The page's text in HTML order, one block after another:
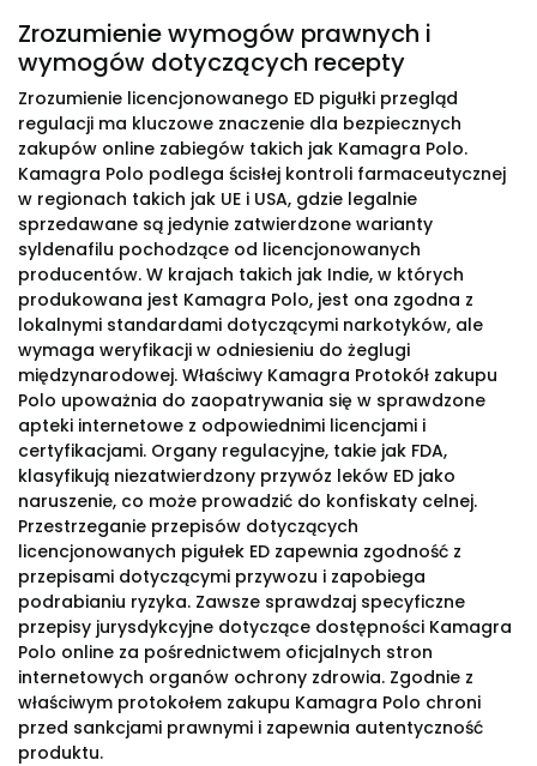
Zrozumienie wymogów prawnych i
wymogów dotyczących recepty
Zrozumienie licencjonowanego ED pigułki przegląd
regulacji ma kluczowe znaczenie dla bezpiecznych
zakupów online zabiegów takich jak Kamagra Polo.
Kamagra Polo podlega ścisłej kontroli farmaceutycznej
w regionach takich jak UE i USA, gdzie legalnie
sprzedawane są jedynie zatwierdzone warianty
syldenafilu pochodzące od licencjonowanych
producentów. W krajach takich jak Indie, w których
produkowana jest Kamagra Polo, jest ona zgodna z
lokalnymi standardami dotyczącymi narkotyków, ale
wymaga weryfikacji w odniesieniu do żeglugi
międzynarodowej. Właściwy Kamagra Protokół zakupu
Polo upoważnia do zaopatrywania się w sprawdzone
apteki internetowe z odpowiednimi licencjami i
certyfikacjami. Organy regulacyjne, takie jak FDA,
klasyfikują niezatwierdzony przywóz leków ED jako
naruszenie, co może prowadzić do konfiskaty celnej.
Przestrzeganie przepisów dotyczących
licencjonowanych pigułek ED zapewnia zgodność z
przepisami dotyczącymi przywozu i zapobiega
podrabianiu ryzyka. Zawsze sprawdzaj specyficzne
przepisy jurysdykcyjne dotyczące dostępności Kamagra
Polo online za pośrednictwem oficjalnych stron
internetowych organów ochrony zdrowia. Zgodnie z
właściwym protokołem zakupu Kamagra Polo chroni
przed sankcjami prawnymi i zapewnia autentyczność
produktu.